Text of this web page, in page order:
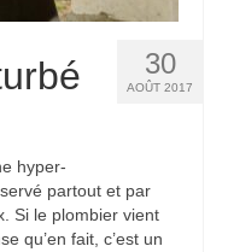
30
AOÛT 2017
hyper-
partout et par
Si le plombier vient
qu’en fait, c’est un